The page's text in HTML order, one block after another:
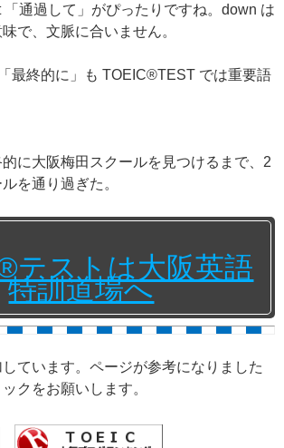
「通過して」がぴったりですね。down は
で、文脈に合いません。
最終的に」も TOEIC®TEST では重要語
に大阪梅田スクールを見つけるまで、2
を通り過ぎた。
テストは大阪英語
特訓道場へ
ています。ページが参考になりました
クをお願いします。